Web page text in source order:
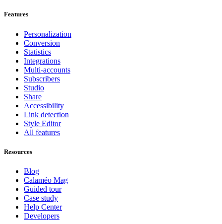
Features
Personalization
Conversion
Statistics
Integrations
Multi-accounts
Subscribers
Studio
Share
Accessibility
Link detection
Style Editor
All features
Resources
Blog
Calaméo Mag
Guided tour
Case study
Help Center
Developers